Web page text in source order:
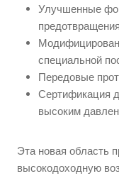
Улучшенные
специальной
Передовые
Сертификация
высоким
Эта новая область
высокодоходную